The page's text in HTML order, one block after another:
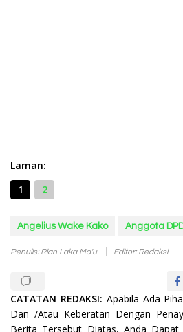
Laman:
1
2
Angelius Wake Kako Anggota
Penulis: Rian Laka Ma'u Editor: Redaksi
CATATAN REDAKSI: Apabila Ada
Dan /Atau Keberatan Dengan
Berita Tersebut Diatas, Anda